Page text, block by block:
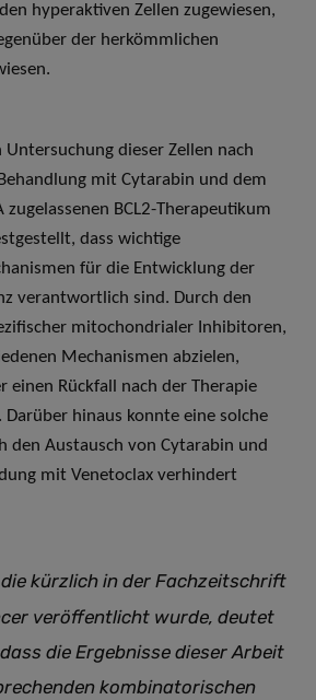
hyperaktiven Zellen zugewiesen,
der herkömmlichen
Untersuchung dieser Zellen nach
mit Cytarabin und dem
zugelassenen BCL2-Therapeutikum
dass wichtige
für die Entwicklung der
verantwortlich sind. Durch den
mitochondrialer Inhibitoren,
Mechanismen abzielen,
einen Rückfall nach der Therapie
hinaus konnte eine solche
den Austausch von Cytarabin und
mit Venetoclax verhindert
kürzlich in der Fachzeitschrift
veröffentlicht wurde, deutet
die Ergebnisse dieser Arbeit
kombinatorischen